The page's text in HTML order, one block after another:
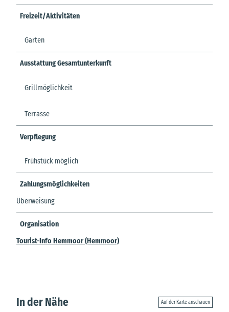
Freizeit/Aktivitäten
Garten
Ausstattung Gesamtunterkunft
Grillmöglichkeit
Terrasse
Verpflegung
Frühstück möglich
Zahlungsmöglichkeiten
Überweisung
Organisation
Tourist-Info Hemmoor (Hemmoor)
In der Nähe Auf der Karte anschauen